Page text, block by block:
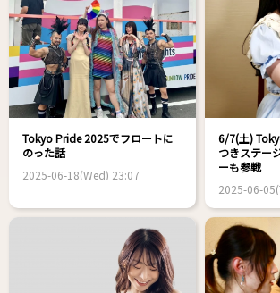
Tokyo Pride 2025でフロートに
のった話
2025-06-18(Wed) 23:07
6/7(土)
つきステー
ーも参戦
2025-06-